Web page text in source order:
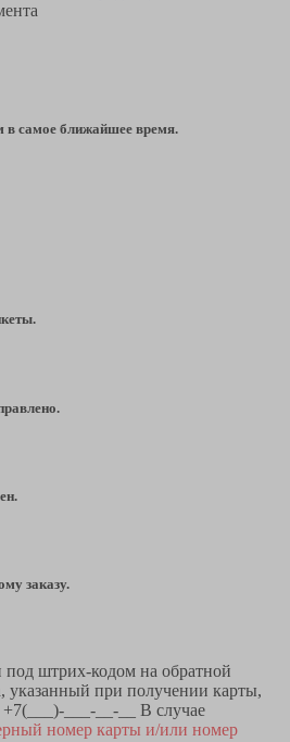
в самое ближайшее время.
заказу.
штрих-кодом на обратной
указанный при получении карты,
___-__-__ В случае
номер карты и/или номер